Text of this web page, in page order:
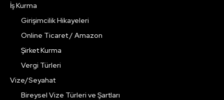
İş Kurma
Girişimcilik Hikayeleri
Online Ticaret / Amazon
Şirket Kurma
Vergi Türleri
Vize/Seyahat
Bireysel Vize Türleri ve Şartları